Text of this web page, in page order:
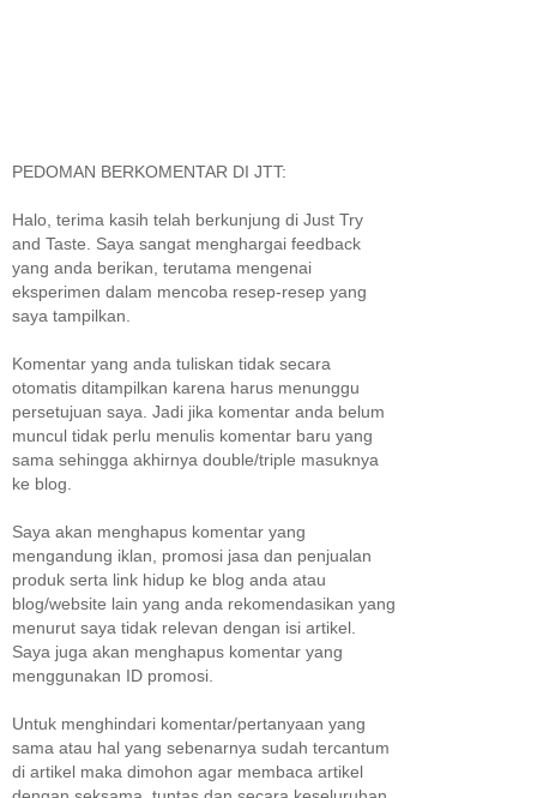
PEDOMAN BERKOMENTAR DI JTT:
Halo, terima kasih telah berkunjung di Just Try
and Taste. Saya sangat menghargai feedback
yang anda berikan, terutama mengenai
eksperimen dalam mencoba resep-resep yang
saya tampilkan.
Komentar yang anda tuliskan tidak secara
otomatis ditampilkan karena harus menunggu
persetujuan saya. Jadi jika komentar anda belum
muncul tidak perlu menulis komentar baru yang
sama sehingga akhirnya double/triple masuknya
ke blog.
Saya akan menghapus komentar yang
mengandung iklan, promosi jasa dan penjualan
produk serta link hidup ke blog anda atau
blog/website lain yang anda rekomendasikan yang
menurut saya tidak relevan dengan isi artikel.
Saya juga akan menghapus komentar yang
menggunakan ID promosi.
Untuk menghindari komentar/pertanyaan yang
sama atau hal yang sebenarnya sudah tercantum
di artikel maka dimohon agar membaca artikel